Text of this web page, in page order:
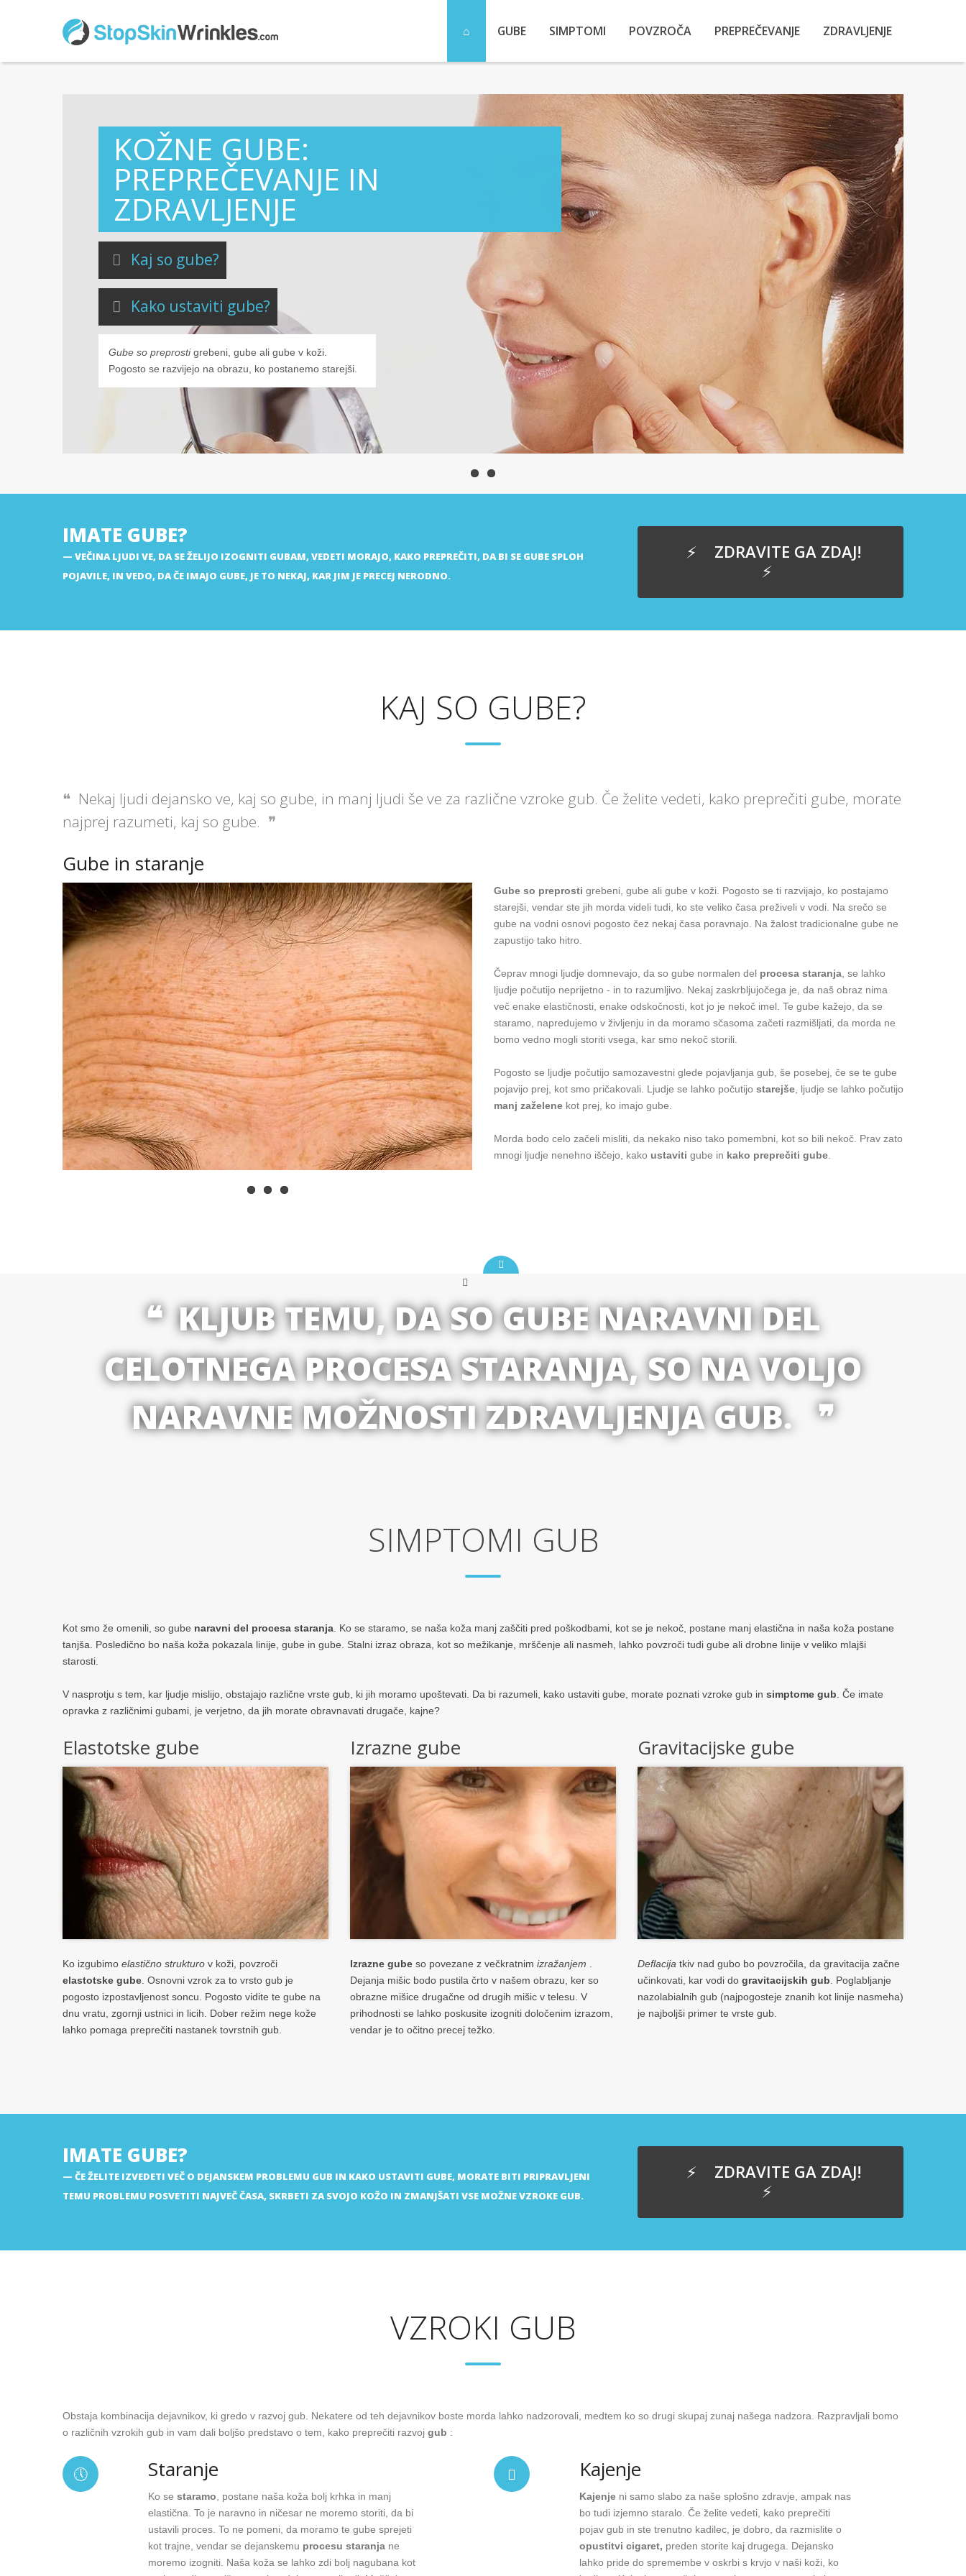
GUBE SIMPTOMI POVZROČA PREPREČEVANJE ZDRAVLJENJE
KOŽNE GUBE:
PREPREČEVANJE IN
ZDRAVLJENJE
Kaj so gube?
Kako ustaviti gube?
Gube so preprostigrebeni, gube ali gube v koži.
Pogosto se razvijejo na obrazu, ko postanemo starejši.
IMATE GUBE?
VEČINA LJUDI VE, DA SE ŽELIJO IZOGNITI GUBAM, VEDETI MORAJO, KAKO PREPREČITI, DA BI SE GUBE SPLOH
POJAVILE, IN VEDO, DA ČE IMAJO GUBE, JE TO NEKAJ, KAR JIM JE PRECEJ NERODNO.
ZDRAVITE GA ZDAJ!
KAJ SO GUBE?
Nekaj ljudi dejansko ve, kaj so gube, in manj ljudi še ve za različne vzroke gub. Če želite vedeti, kako preprečiti gube, morate
najprej razumeti, kaj so gube.
Gube in staranje
Gube so preprosti grebeni, gube ali gube v koži. Pogosto se ti razvijajo, ko postajamo
starejši, vendar ste jih morda videli tudi, ko ste veliko časa preživeli v vodi. Na srečo se
gube na vodni osnovi pogosto čez nekaj časa poravnajo. Na žalost tradicionalne gube ne
zapustijo tako hitro.
Čeprav mnogi ljudje domnevajo, da so gube normalen del procesa staranja , se lahko
ljudje počutijo neprijetno - in to razumljivo. Nekaj zaskrbljujočega je, da naš obraz nima
več enake elastičnosti, enake odskočnosti, kot jo je nekoč imel. Te gube kažejo, da se
staramo, napredujemo v življenju in da moramo sčasoma začeti razmišljati, da morda ne
bomo vedno mogli storiti vsega, kar smo nekoč storili.
Pogosto se ljudje počutijo samozavestni glede pojavljanja gub, še posebej, če se te gube
pojavijo prej, kot smo pričakovali. Ljudje se lahko počutijo starejše , ljudje se lahko počutijo
manj zaželene kot prej, ko imajo gube.
Morda bodo celo začeli misliti, da nekako niso tako pomembni, kot so bili nekoč. Prav zato
mnogi ljudje nenehno iščejo, kako ustaviti gube in kako preprečiti gube
KLJUB TEMU, DA SO GUBE NARAVNI DEL
CELOTNEGA PROCESA STARANJA, SO NA VOLJO
NARAVNE MOŽNOSTI ZDRAVLJENJA GUB.
SIMPTOMI GUB
Kot smo že omenili, so gube naravni del procesa staranja . Ko se staramo, se naša koža manj zaščiti pred poškodbami, kot se je nekoč, postane manj elastična in naša koža postane
tanjša. Posledično bo naša koža pokazala linije, gube in gube. Stalni izraz obraza, kot so mežikanje, mrščenje ali nasmeh, lahko povzroči tudi gube ali drobne linije v veliko mlajši
starosti.
V nasprotju s tem, kar ljudje mislijo, obstajajo različne vrste gub, ki jih moramo upoštevati. Da bi razumeli, kako ustaviti gube, morate poznati vzroke gub in simptome gub . Če imate
opravka z različnimi gubami, je verjetno, da jih morate obravnavati drugače, kajne?
Elastotske gube
Ko izgubimo elastično strukturo v koži, povzroči
elastotske gube . Osnovni vzrok za to vrsto gub je
pogosto izpostavljenost soncu. Pogosto vidite te gube na
dnu vratu, zgornji ustnici in licih. Dober režim nege kože
lahko pomaga preprečiti nastanek tovrstnih gub.
Izrazne gube
Izrazne gube so povezane z večkratnim izražanjem
Dejanja mišic bodo pustila črto v našem obrazu, ker so
obrazne mišice drugačne od drugih mišic v telesu. V
prihodnosti se lahko poskusite izogniti določenim izrazom,
vendar je to očitno precej težko.
Gravitacijske gube
Deflacija tkiv nad gubo bo povzročila, da gravitacija začne
učinkovati, kar vodi do gravitacijskih gub . Poglabljanje
nazolabialnih gub (najpogosteje znanih kot linije nasmeha)
je najboljši primer te vrste gub.
IMATE GUBE?
ČE ŽELITE IZVEDETI VEČ O DEJANSKEM PROBLEMU GUB IN KAKO USTAVITI GUBE, MORATE BITI PRIPRAVLJENI
TEMU PROBLEMU POSVETITI NAJVEČ ČASA, SKRBETI ZA SVOJO KOŽO IN ZMANJŠATI VSE MOŽNE VZROKE GUB.
ZDRAVITE GA ZDAJ!
VZROKI GUB
Obstaja kombinacija dejavnikov, ki gredo v razvoj gub. Nekatere od teh dejavnikov boste morda lahko nadzorovali, medtem ko so drugi skupaj zunaj našega nadzora. Razpravljali bomo
o različnih vzrokih gub in vam dali boljšo predstavo o tem, kako preprečiti razvoj gub :
Staranje
Ko se staramo , postane naša koža bolj krhka in manj
elastična. To je naravno in ničesar ne moremo storiti, da bi
ustavili proces. To ne pomeni, da moramo te gube sprejeti
kot trajne, vendar se dejanskemu procesu staranjane
moremo izogniti. Naša koža se lahko zdi bolj nagubana kot
Kajenje
Kajenjeni samo slabo za naše splošno zdravje, ampak nas
bo tudi izjemno staralo. Če želite vedeti, kako preprečiti
pojav gub in ste trenutno kadilec, je dobro, da razmislite o
opustitvi cigaret, preden storite kaj drugega. Dejansko
lahko pride do spremembe v oskrbi s krvjo v naši koži, ko